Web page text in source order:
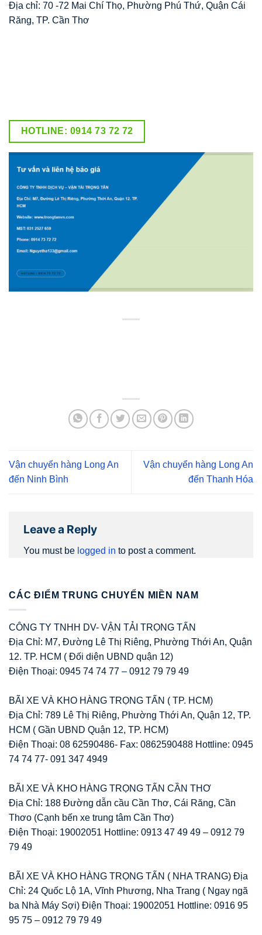
Địa chỉ: 70 -72 Mai Chí Thọ, Phường Phú Thứ, Quận Cái
Răng, TP. Cần Thơ
HOTLINE: 0914 73 72 72
Vận chuyển hàng Long An
đến Ninh Bình
Vận chuyển hàng Long An
đến Thanh Hóa
Leave a Reply
You must be logged in to post a comment.
CÁC ĐIỂM TRUNG CHUYỂN MIỀN NAM
CÔNG TY TNHH DV- VẬN TẢI TRỌNG TẤN
Địa Chỉ: M7, Đường Lê Thị Riêng, Phường Thới An, Quận
12. TP. HCM ( Đối diện UBND quận 12)
Điện Thoại: 0945 74 74 77 – 0912 79 79 49
BÃI XE VÀ KHO HÀNG TRỌNG TẤN ( TP. HCM)
Địa Chỉ: 789 Lê Thị Riêng, Phường Thới An, Quận 12, TP.
HCM ( Gần UBND Quận 12, TP. HCM)
Điện Thoại: 08 62590486- Fax: 0862590488 Hottline: 0945
74 74 77- 091 347 4949
BÃI XE VÀ KHO HÀNG TRỌNG TẤN CẦN THƠ
Địa Chỉ: 188 Đường dẫn cầu Cần Thơ, Cái Răng, Cần
Thơo (Cạnh bến xe trung tâm Cần Thơ)
Điện Thoại: 19002051 Hottline: 0913 47 49 49 – 0912 79
79 49
BÃI XE VÀ KHO HÀNG TRỌNG TẤN ( NHA TRANG) Địa
Chỉ: 24 Quốc Lộ 1A, Vĩnh Phương, Nha Trang ( Ngay ngã
ba Nhà Máy Sợi) Điện Thoại: 19002051 Hottline: 0916 95
95 75 – 0912 79 79 49